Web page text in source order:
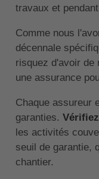
travaux et
Comme nous
décennale
risquez d'avoir de
une assurance
Chaque assureur
garanties.
les activités
seuil de garantie,
chantier.